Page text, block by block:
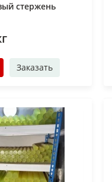
стержень
Заказать